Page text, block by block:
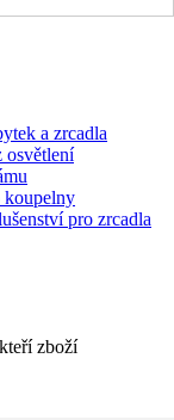
a zrcadla
osvětlení
koupelny
pro zrcadla
zboží